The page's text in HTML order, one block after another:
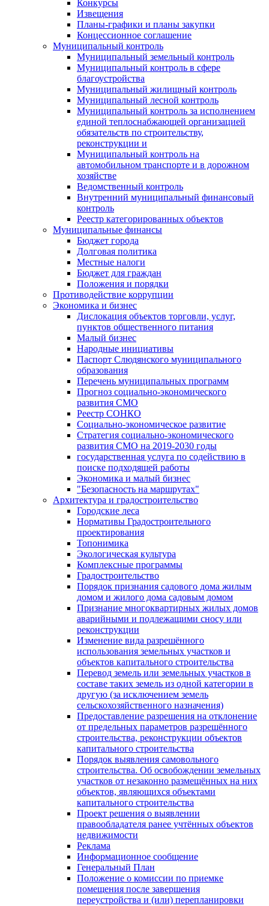
Конкурсы
Извещения
Планы-графики и планы закупки
Концессионное соглашение
Муниципальный контроль
Муниципальный земельный контроль
Муниципальный контроль в сфере
благоустройства
Муниципальный жилищный контроль
Муниципальный лесной контроль
Муниципальный контроль за исполнением
единой теплоснабжающей организацией
обязательств по строительству,
реконструкции и
Муниципальный контроль на
автомобильном транспорте и в дорожном
хозяйстве
Ведомственный контроль
Внутренний муниципальный финансовый
контроль
Реестр категорированных объектов
Муниципальные финансы
Бюджет города
Долговая политика
Местные налоги
Бюджет для граждан
Положения и порядки
Противодействие коррупции
Экономика и бизнес
Дислокация объектов торговли, услуг,
пунктов общественного питания
Малый бизнес
Народные инициативы
Паспорт Слюдянского муниципального
образования
Перечень муниципальных программ
Прогноз социально-экономического
развития СМО
Реестр СОНКО
Социально-экономическое развитие
Стратегия социально-экономического
развития СМО на 2019-2030 годы
государственная услуга по содействию в
поиске подходящей работы
Экономика и малый бизнес
"Безопасность на маршрутах"
Архитектура и градостроительство
Городские леса
Нормативы Градостроительного
проектирования
Топонимика
Экологическая культура
Комплексные программы
Градостроительство
Порядок признания садового дома жилым
домом и жилого дома садовым домом
Признание многоквартирных жилых домов
аварийными и подлежащими сносу или
реконструкции
Изменение вида разрешённого
использования земельных участков и
объектов капитального строительства
Перевод земель или земельных участков в
составе таких земель из одной категории в
другую (за исключением земель
сельскохозяйственного назначения)
Предоставление разрешения на отклонение
от предельных параметров разрешённого
строительства, реконструкции объектов
капитального строительства
Порядок выявления самовольного
строительства. Об освобождении земельных
участков от незаконно размещённых на них
объектов, являющихся объектами
капитального строительства
Проект решения о выявлении
правообладателя ранее учтённых объектов
недвижимости
Реклама
Информационное сообщение
Генеральный План
Положение о комиссии по приемке
помещения после завершения
переустройства и (или) перепланировки